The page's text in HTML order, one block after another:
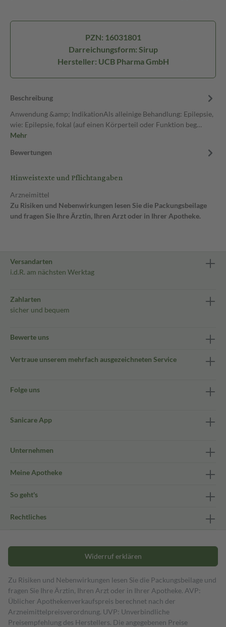
PZN: 16031801
Darreichungsform: Sirup
Hersteller: UCB Pharma GmbH
Beschreibung
Anwendung &amp; IndikationAls alleinige Behandlung: Epilepsie,
wie: Epilepsie, fokal (auf einen Körperteil oder Funktion beg…
Mehr
Bewertungen
Hinweistexte und Pflichtangaben
Arzneimittel
Zu Risiken und Nebenwirkungen lesen Sie die Packungsbeilage
und fragen Sie Ihre Ärztin, Ihren Arzt oder in Ihrer Apotheke.
Versandarten
i.d.R. am nächsten Werktag
Zahlarten
sicher und bequem
Bewerte uns
Vertraue unserem mehrfach ausgezeichneten Service
Folge uns
Sanicare App
Unternehmen
Meine Apotheke
So geht's
Rechtliches
Widerruf erklären
Zu Risiken und Nebenwirkungen lesen Sie die Packungsbeilage und
fragen Sie Ihre Ärztin, Ihren Arzt oder in Ihrer Apotheke. AVP:
Üblicher Apothekenverkaufspreis berechnet nach der
Arzneimittelpreisverordnung. UVP: Unverbindliche
Preisempfehlung des Herstellers. Die angegebenen Preise